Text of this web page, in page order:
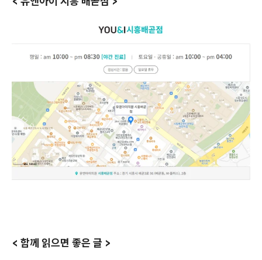
< 함께 읽으면 좋은 글 >